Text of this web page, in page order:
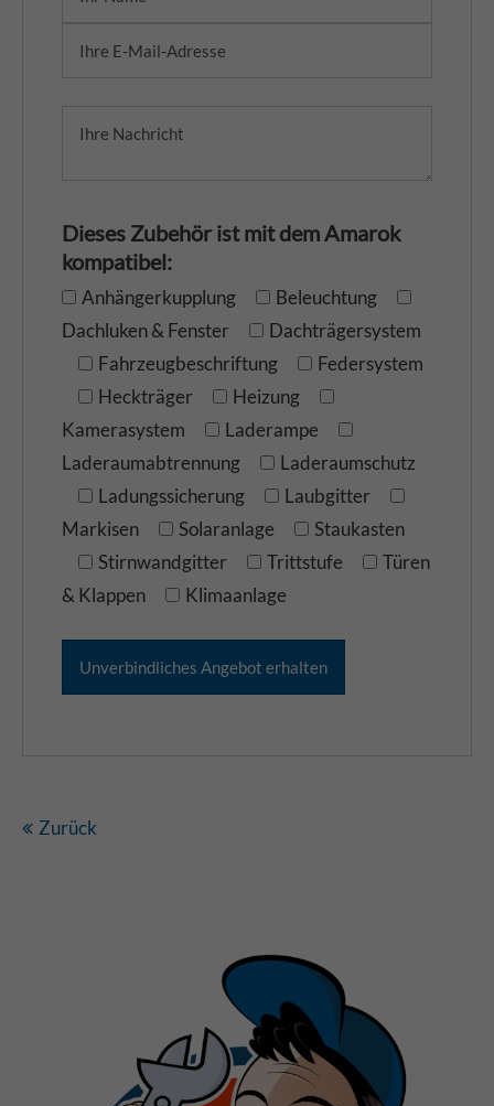
Dieses Zubehör ist mit dem Amarok
kompatibel:
Anhängerkupplung
Beleuchtung
Dachluken & Fenster
Dachträgersystem
Fahrzeugbeschriftung
Federsystem
Heckträger
Heizung
Kamerasystem
Laderampe
Laderaumabtrennung
Laderaumschutz
Ladungssicherung
Laubgitter
Markisen
Solaranlage
Staukasten
Stirnwandgitter
Trittstufe
Türen
& Klappen
Klimaanlage
Zurück